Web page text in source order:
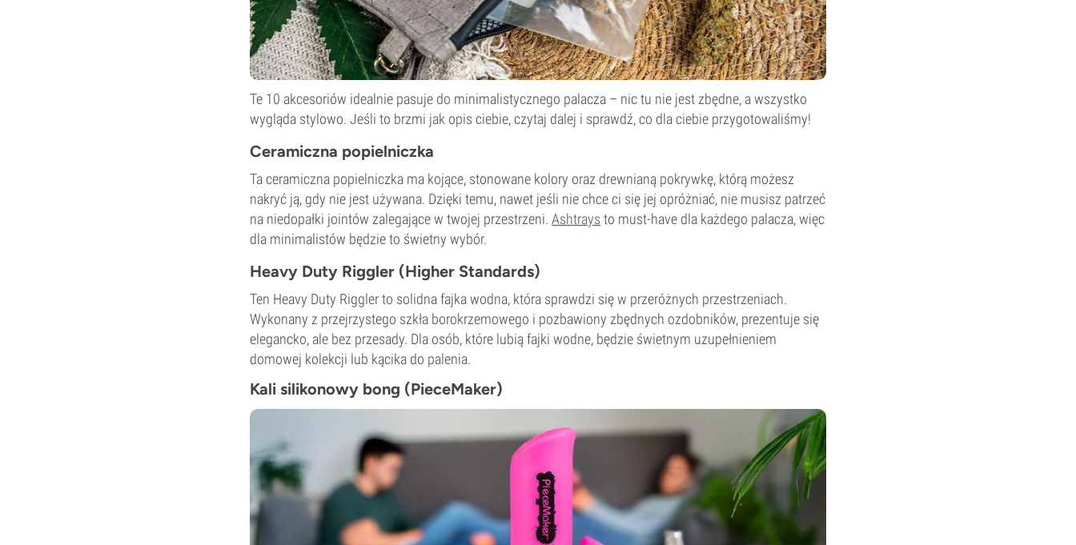
Te 10 akcesoriów idealnie pasuje do minimalistycznego palacza – nic tu nie jest zbędne, a wszystko
wygląda stylowo. Jeśli to brzmi jak opis ciebie, czytaj dalej i sprawdź, co dla ciebie przygotowaliśmy!
Ceramiczna popielniczka
Ta ceramiczna popielniczka ma kojące, stonowane kolory oraz drewnianą pokrywkę, którą możesz
nakryć ją, gdy nie jest używana. Dzięki temu, nawet jeśli nie chce ci się jej opróżniać, nie musisz patrzeć
na niedopałki jointów zalegające w twojej przestrzeni. Ashtrays to must-have dla każdego palacza, więc
dla minimalistów będzie to świetny wybór.
Heavy Duty Riggler (Higher Standards)
Ten Heavy Duty Riggler to solidna fajka wodna, która sprawdzi się w przeróżnych przestrzeniach.
Wykonany z przejrzystego szkła borokrzemowego i pozbawiony zbędnych ozdobników, prezentuje się
elegancko, ale bez przesady. Dla osób, które lubią fajki wodne, będzie świetnym uzupełnieniem
domowej kolekcji lub kącika do palenia.
Kali silikonowy bong (PieceMaker)